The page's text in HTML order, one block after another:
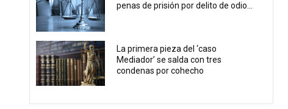
penas de prisión por delito de odio...
La primera pieza del ‘caso
Mediador’ se salda con tres
condenas por cohecho